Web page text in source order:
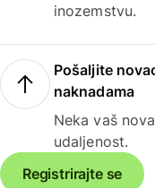
inozemstvu.
Pošaljite
naknadama
Neka vaš
udaljenost.
Registrirajte se